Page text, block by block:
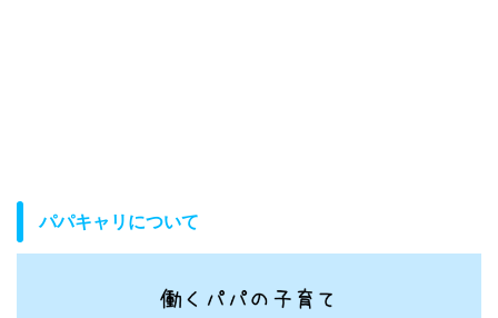
パパキャリについて